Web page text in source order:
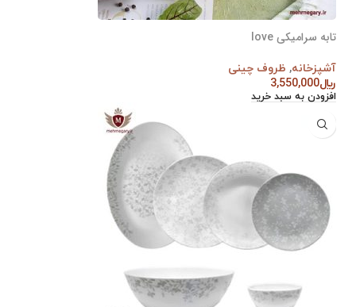
تابه سرامیکی love
آشپزخانه, ظروف چینی
﷼3,550,000
افزودن به سبد خرید